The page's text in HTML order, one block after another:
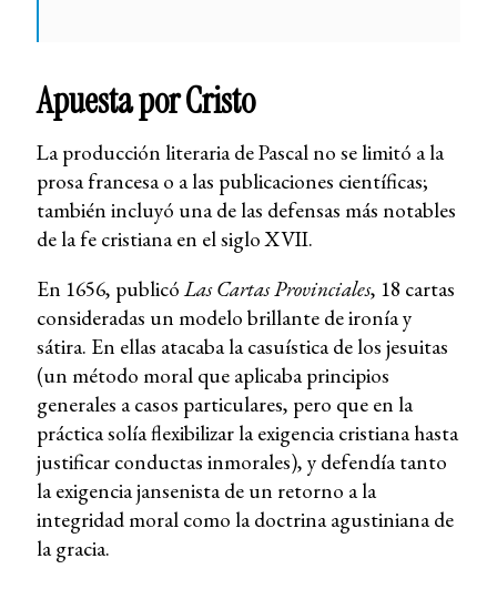
Apuesta por Cristo
La producción literaria de Pascal no se limitó a la
prosa francesa o a las publicaciones científicas;
también incluyó una de las defensas más notables
de la fe cristiana en el siglo XVII.
En 1656, publicóLas Cartas Provinciales, 18 cartas
consideradas un modelo brillante de ironía y
sátira. En ellas atacaba la casuística de los jesuitas
(un método moral que aplicaba principios
generales a casos particulares, pero que en la
práctica solía flexibilizar la exigencia cristiana hasta
justificar conductas inmorales), y defendía tanto
la exigencia jansenista de un retorno a la
integridad moral como la doctrina agustiniana de
la gracia.